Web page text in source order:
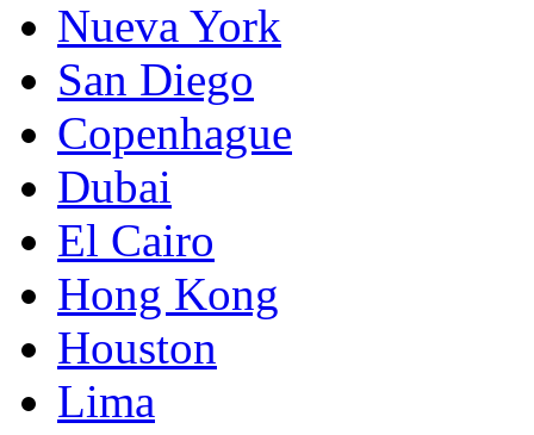
Nueva York
San Diego
Copenhague
Dubai
El Cairo
Hong Kong
Houston
Lima